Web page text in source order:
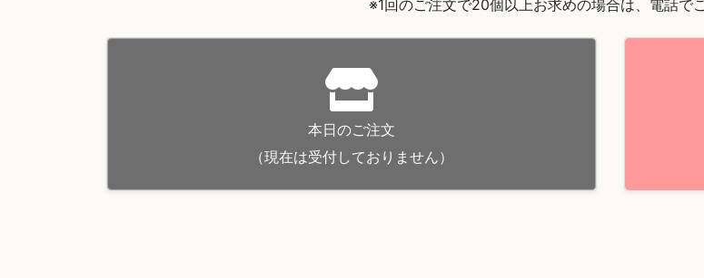
※1回のご注文で20個以上お求めの場合は、電話で
本日のご注文
（現在は受付しておりません）